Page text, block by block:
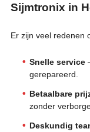
Sijmtronix in
Er zijn veel redenen
Snelle service
gerepareerd.
Betaalbare
zonder
Deskundig